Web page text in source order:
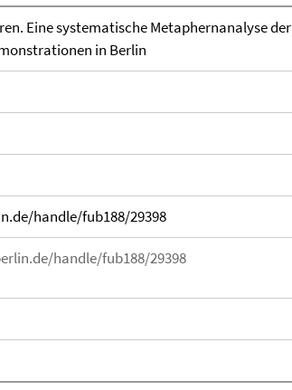
Eine systematische Metaphernanalyse der
in Berlin
handle/fub188/29398
handle/fub188/29398